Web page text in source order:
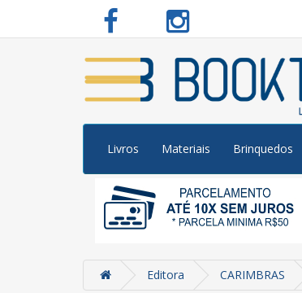
Livros Materiais Brinquedos
Editora CARIMBRAS